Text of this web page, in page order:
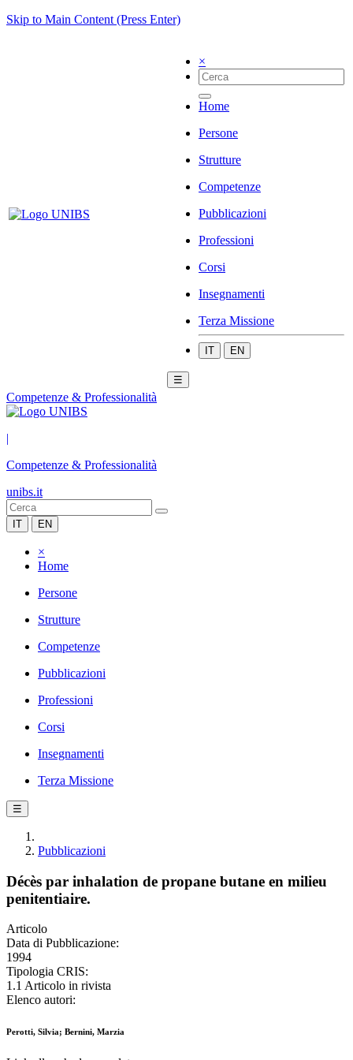
Skip to Main Content (Press Enter)
×
Home
Persone
Strutture
Competenze
Pubblicazioni
Professioni
Corsi
Insegnamenti
Terza Missione
IT EN
☰
Competenze & Professionalità
|
Competenze & Professionalità
unibs.it
IT EN
×
Home
Persone
Strutture
Competenze
Pubblicazioni
Professioni
Corsi
Insegnamenti
Terza Missione
☰
Pubblicazioni
Décès par inhalation de propane butane en milieu
penitentiaire.
Articolo
Data di Pubblicazione:
1994
Tipologia CRIS:
1.1 Articolo in rivista
Elenco autori:
Perotti, Silvia; Bernini, Marzia